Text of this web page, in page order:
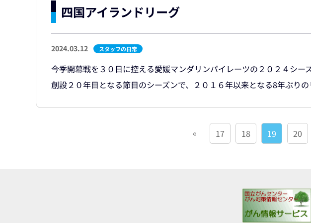
四国アイランドリーグ
2024.03.12 スタッフの日常
今季開幕戦を３０日に控える愛媛マンダリンパイレーツの２０２４シ
創設２０年目となる節目のシーズンで、２０１６年以来となる8年ぶり
« 17 18 19 20